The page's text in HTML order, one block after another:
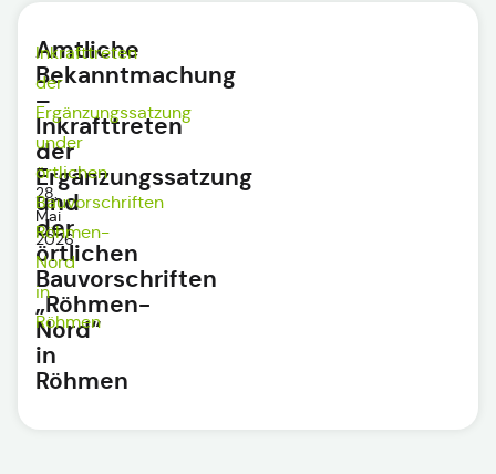
28.
Mai
2026
Amtliche
Bekanntmachung
–
Inkrafttreten
der
Ergänzungssatzung
und
der
örtlichen
Bauvorschriften
„Röhmen-
Nord“
in
Röhmen
Inkrafttreten
der
Ergänzungssatzung
under
örtlichen
Bauvorschriften
Röhmen-
Nord
in
Röhmen